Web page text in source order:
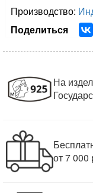
Производство:
Поделиться
На
от 7 000